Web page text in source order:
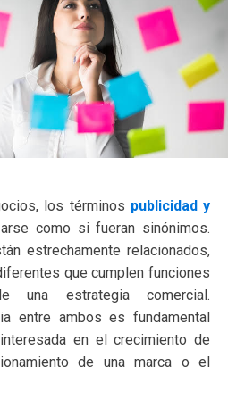
los términos publicidad y
como si fueran sinónimos.
estrechamente relacionados,
que cumplen funciones
una estrategia comercial.
entre ambos es fundamental
en el crecimiento de
de una marca o el